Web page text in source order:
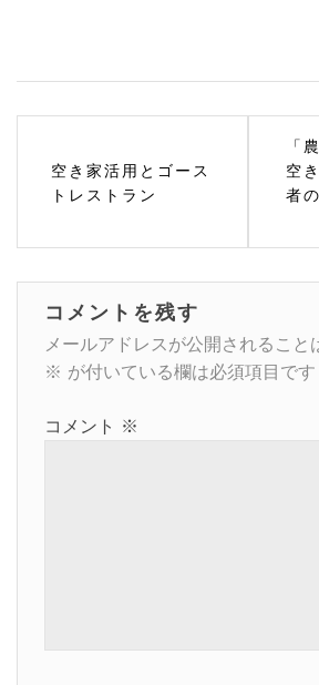
ビ
空き家活用とゴース
トレストラン
「
空
者
コメントを残す
メールアドレスが公開されること
※ が付いている欄は必須項目です
コメント ※